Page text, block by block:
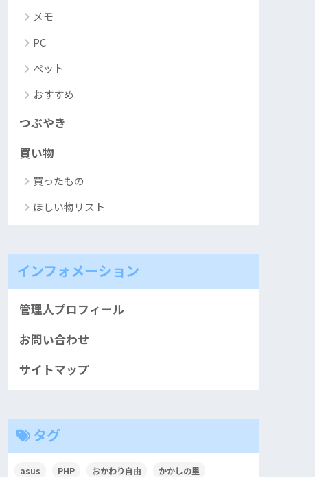
メモ
PC
ペット
おすすめ
つぶやき
買い物
買ったもの
ほしい物リスト
インフォメーション
管理人プロフィール
お問い合わせ
サイトマップ
タグ
asus PHP おかわり自由 かかしの里